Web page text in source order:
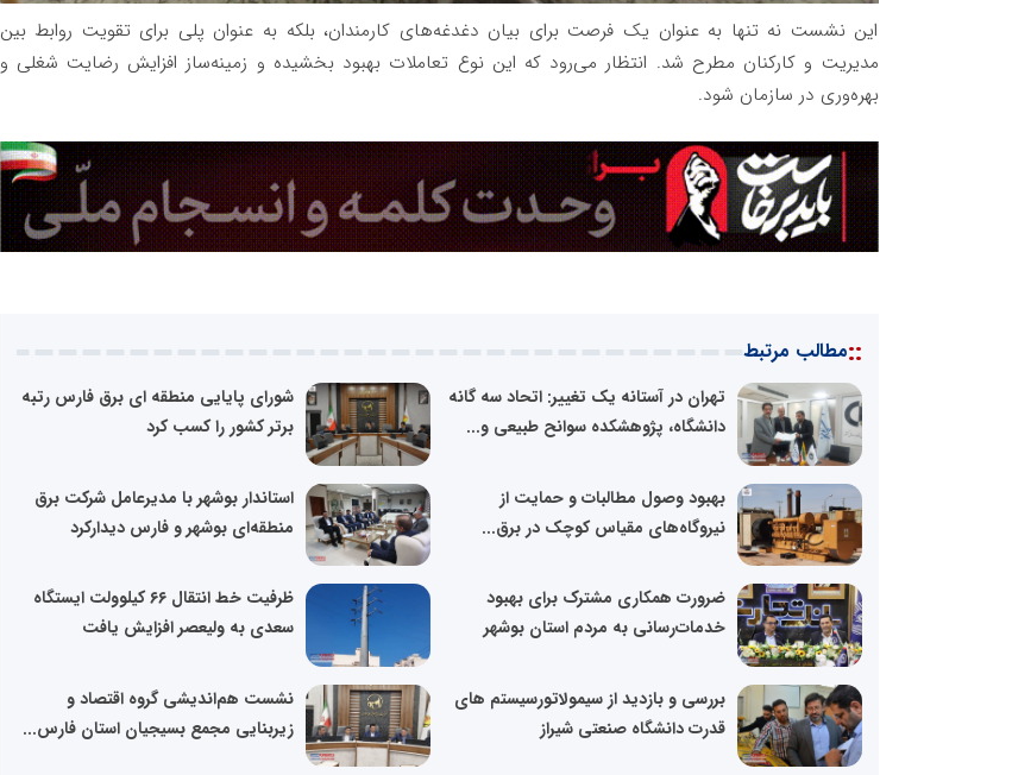
این نشست نه تنها به عنوان یک فرصت برای بیان دغدغه‌های کارمندان، بلکه به عنوان پلی برای تقویت روابط بین
مدیریت و کارکنان مطرح شد. انتظار می‌رود که این نوع تعاملات بهبود بخشیده و زمینه‌ساز افزایش رضایت شغلی و
بهره‌وری در سازمان شود.
::مطالب مرتبط
تهران در آستانه یک تغییر: اتحاد سه گانه
دانشگاه، پژوهشکده سوانح طبیعی و...
شورای پایایی منطقه ای برق فارس رتبه
برتر کشور را کسب کرد
بهبود وصول مطالبات و حمایت از
نیروگاه‌های مقیاس کوچک در برق...
استاندار بوشهر با مدیرعامل شرکت برق
منطقه‌ای بوشهر و فارس دیدارکرد
ضرورت همکاری مشترک برای بهبود
خدمات‌رسانی به مردم استان بوشهر
ظرفیت خط انتقال ۶۶ کیلوولت ایستگاه
سعدی به ولیعصر افزایش یافت
بررسی و بازدید از سیمولاتورسیستم های
قدرت دانشگاه صنعتی شیراز
نشست هم‌اندیشی گروه اقتصاد و
زیربنایی مجمع بسیجیان استان فارس...